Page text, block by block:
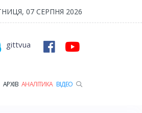
загинув Герой з Рожищенської
07 СЕРПНЯ 2026
gittvua
АРХІВ АНАЛІТИКА ВІДЕО